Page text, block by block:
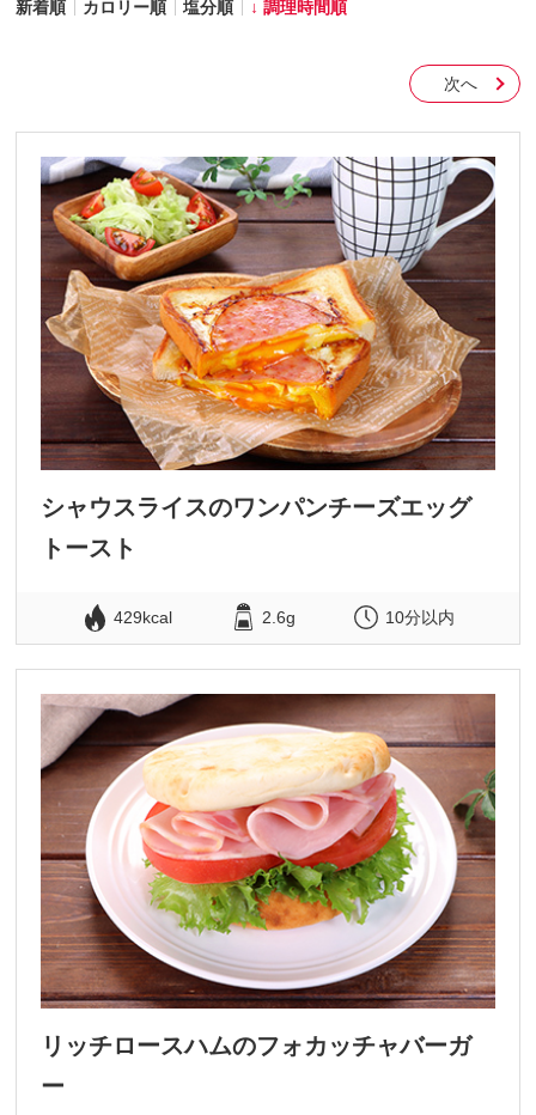
新着順
カロリー順 塩分順 調理時間順
次へ
シャウスライスのワンパンチーズエッグ
トースト
429kcal 2.6g 10分以内
リッチロースハムのフォカッチャバーガ
ー